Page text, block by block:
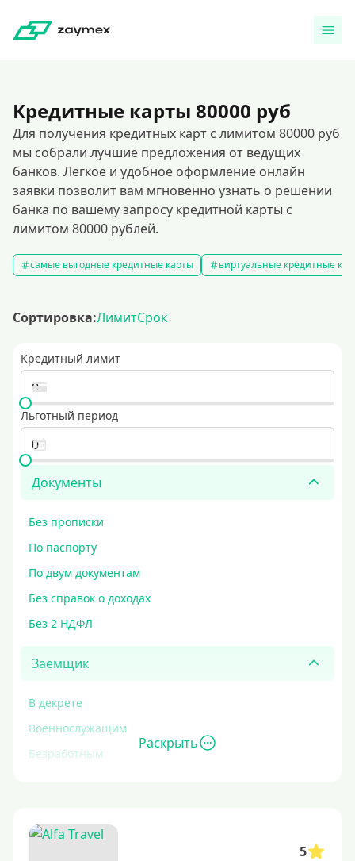
Кредитные карты 80000 руб
Для получения кредитных карт с лимитом 80000 руб
мы собрали лучшие предложения от ведущих
банков. Лёгкое и удобное оформление онлайн
заявки позволит вам мгновенно узнать о решении
банка по вашему запросу кредитной карты с
лимитом 80000 рублей.
самые выгодные кредитные карты виртуальные кредитные
Сортировка:ЛимитСрок
Кредитный лимит
Льготный период
Документы
Без прописки
По паспорту
По двум документам
Без справок о доходах
Без 2 НДФЛ
Заемщик
В декрете
Военнослужащим
Безработным
С временной регистрацией
Раскрыть
5